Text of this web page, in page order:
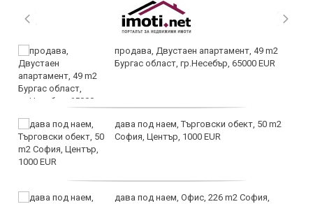
продава, Двустаен апартамент, 49 m2
Бургас област, гр.Несебър, 65000 EUR
дава под наем, Търговски обект, 50 m2
София, Център, 1000 EUR
дава под наем, Офис, 226 m2 София,